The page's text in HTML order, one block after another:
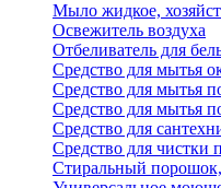
Мыло жидкое,
Освежитель воздуха
Отбеливатель для
Средство для мытья
Средство для мытья
Средство для мытья
Средство для
Средство для чистки
Стиральный порошок,